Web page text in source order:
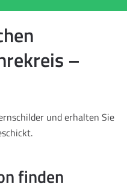
–
und erhalten Sie
finden